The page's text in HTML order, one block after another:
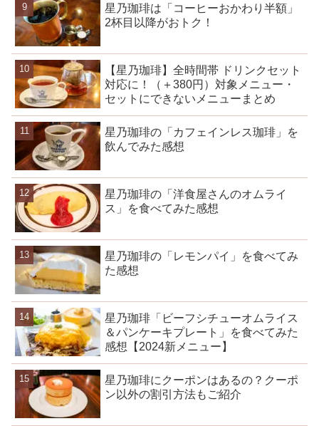
星乃珈琲は「コーヒーおかわり半額」
2杯目以降がおトク！
【星乃珈琲】全時間帯 ドリンクセット
対応に！（＋380円）対象メニュー・
セットにできないメニューまとめ
星乃珈琲の「カフェインレス珈琲」を
飲んでみた感想
星乃珈琲の「洋食屋さんのオムライ
ス」を食べてみた感想
星乃珈琲の「レモンパイ」を食べてみ
た感想
星乃珈琲「ビーフシチューオムライス
＆パンケーキプレート」を食べてみた
感想【2024新メニュー】
星乃珈琲にクーポンはあるの？クーポ
ン以外の割引方法もご紹介